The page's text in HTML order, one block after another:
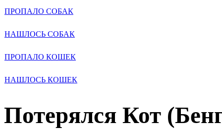
ПРОПАЛО СОБАК
НАШЛОСЬ СОБАК
ПРОПАЛО КОШЕК
НАШЛОСЬ КОШЕК
Потерялся Кот